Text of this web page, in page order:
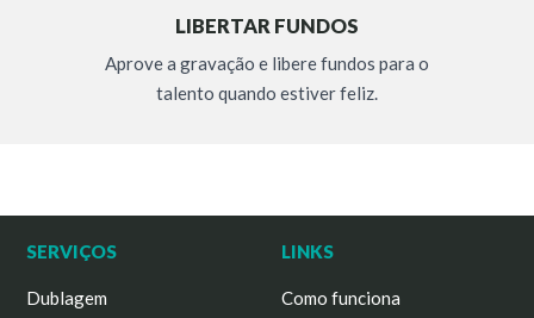
LIBERTAR FUNDOS
Aprove a gravação e libere fundos para o
talento quando estiver feliz.
SERVIÇOS
Dublagem
LINKS
Como funciona